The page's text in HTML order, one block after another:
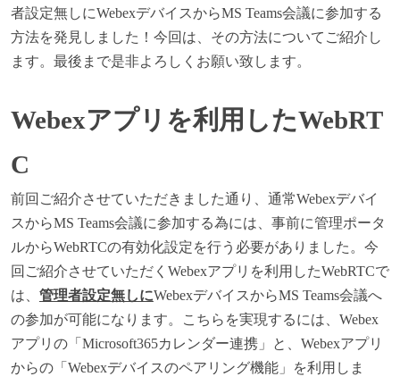
者設定無しにWebexデバイスからMS Teams会議に参加する
方法を発見しました！今回は、その方法についてご紹介し
ます。最後まで是非よろしくお願い致します。
Webexアプリを利用したWebRT
C
前回ご紹介させていただきました通り、通常Webexデバイ
スからMS Teams会議に参加する為には、事前に管理ポータ
ルからWebRTCの有効化設定を行う必要がありました。今
回ご紹介させていただくWebexアプリを利用したWebRTCで
は、 管理者設定無しにWebexデバイスからMS Teams会議へ
の参加が可能になります。こちらを実現するには、Webex
アプリの「Microsoft365カレンダー連携」と、Webexアプリ
からの「Webexデバイスのペアリング機能」を利用しま